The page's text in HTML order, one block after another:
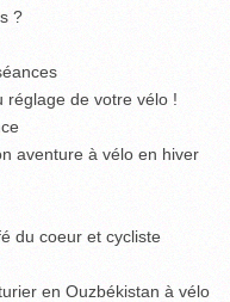
?
réglage de votre vélo !
aventure à vélo en hiver
du coeur et cycliste
en Ouzbékistan à vélo